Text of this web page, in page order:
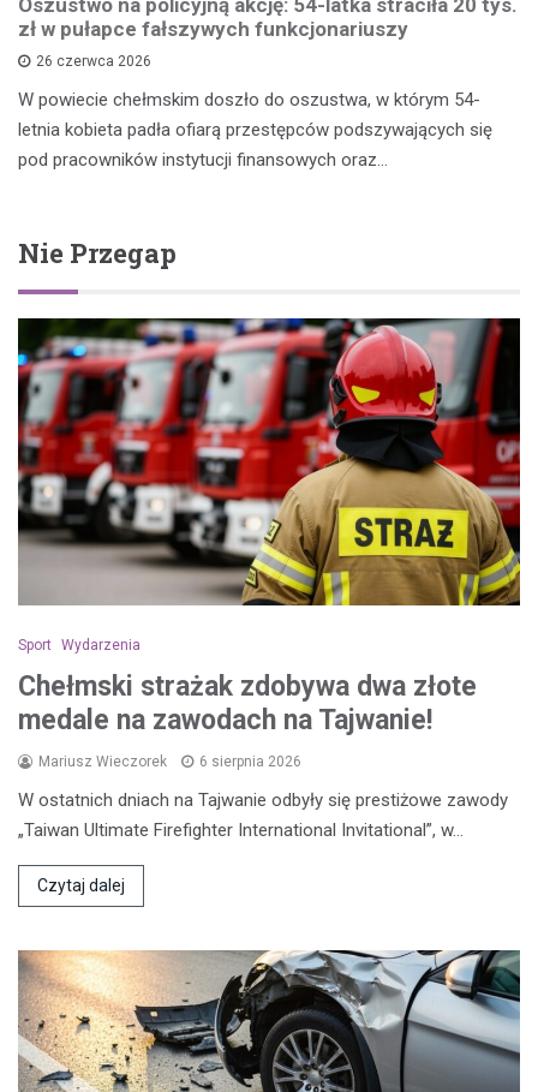
zł w pułapce fałszywych funkcjonariuszy
26 czerwca 2026
W powiecie chełmskim doszło do oszustwa, w którym 54-
letnia kobieta padła ofiarą przestępców podszywających się
pod pracowników instytucji finansowych oraz…
Nie Przegap
Sport Wydarzenia
Chełmski strażak zdobywa dwa złote
medale na zawodach na Tajwanie!
Mariusz Wieczorek 6 sierpnia 2026
W ostatnich dniach na Tajwanie odbyły się prestiżowe zawody
„Taiwan Ultimate Firefighter International Invitational”, w…
Czytaj dalej